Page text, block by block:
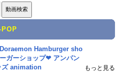
POP
Hamburger sho
ガーショップ❤ アンパン
ズ animation
もっと見る